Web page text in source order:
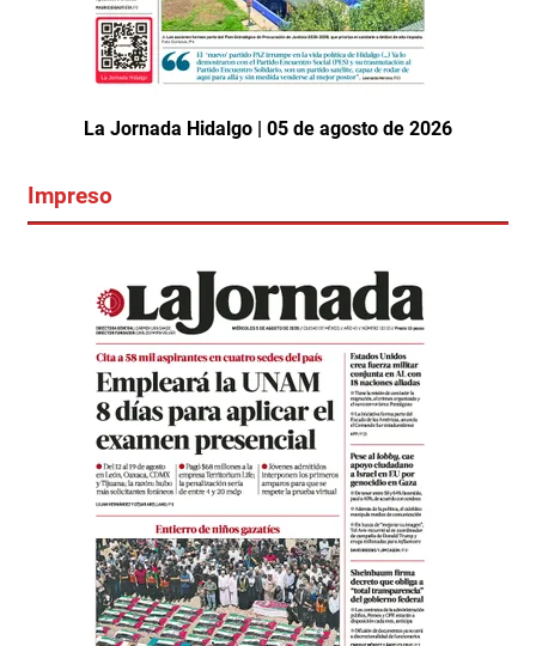
La Jornada Hidalgo | 05 de agosto de 2026
Impreso